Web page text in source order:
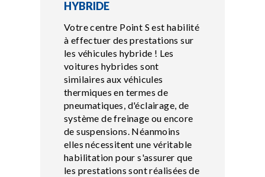
HYBRIDE
Votre centre Point S est habilité
à effectuer des prestations sur
les véhicules hybride ! Les
voitures hybrides sont
similaires aux véhicules
thermiques en termes de
pneumatiques, d'éclairage, de
système de freinage ou encore
de suspensions. Néanmoins
elles nécessitent une véritable
habilitation pour s'assurer que
les prestations sont réalisées de